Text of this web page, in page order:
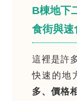
B棟地下
食街與速
這裡是許
快速的地
多、價格